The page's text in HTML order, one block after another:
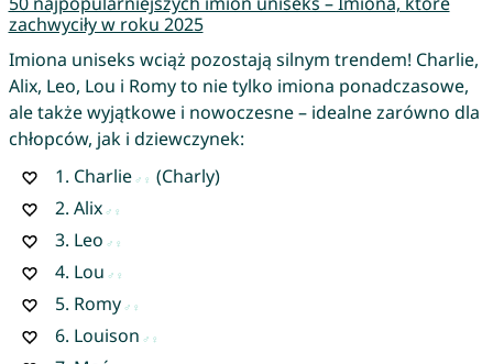
zachwyciły w roku 2025
Imiona uniseks wciąż pozostają silnym trendem! Charlie,
Alix, Leo, Lou i Romy to nie tylko imiona ponadczasowe,
ale także wyjątkowe i nowoczesne – idealne zarówno dla
chłopców, jak i dziewczynek:
1. Charlie
(Charly)
2. Alix
3. Leo
4. Lou
5. Romy
6. Louison